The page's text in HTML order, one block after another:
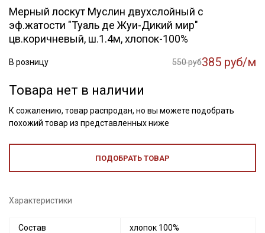
Мерный лоскут Муслин двухслойный с
эф.жатости "Туаль де Жуи-Дикий мир"
цв.коричневый, ш.1.4м, хлопок-100%
В розницу 550 руб385 руб/м
Товара нет в наличии
К сожалению, товар распродан, но вы можете подобрать
похожий товар из представленных ниже
ПОДОБРАТЬ ТОВАР
Характеристики
Состав хлопок 100%